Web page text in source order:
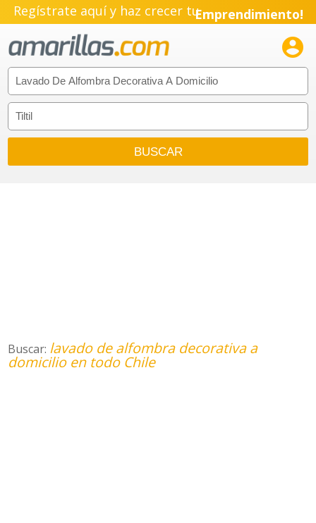
Regístrate aquí y haz crecer tuEmprendimiento!

Buscar: lavado de alfombra decorativa a
domicilio en todo Chile